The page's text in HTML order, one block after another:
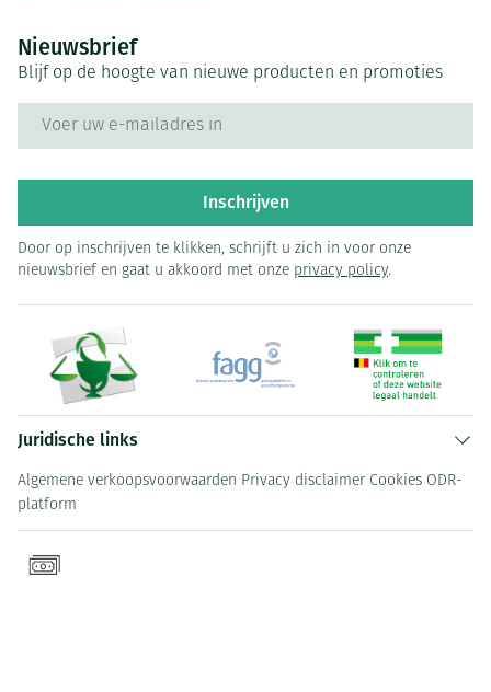
Nieuwsbrief
Blijf op de hoogte van nieuwe producten en promoties
Inschrijven
Door op inschrijven te klikken, schrijft u zich in voor onze
nieuwsbrief en gaat u akkoord met onze privacy policy.
Juridische links
Algemene verkoopsvoorwaarden Privacy disclaimer Cookies ODR-
platform